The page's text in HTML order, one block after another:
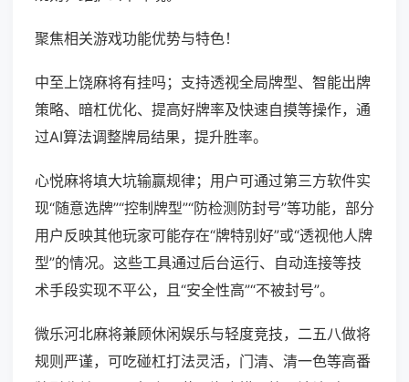
聚焦相关游戏功能优势与特色！
中至上饶麻将有挂吗；支持透视全局牌型、智能出牌
策略、暗杠优化、提高好牌率及快速自摸等操作，通
过AI算法调整牌局结果，提升胜率。
心悦麻将填大坑输赢规律；用户可通过第三方软件实
现“随意选牌”“控制牌型”“防检测防封号”等功能，部分
用户反映其他玩家可能存在“牌特别好”或“透视他人牌
型”的情况。这些工具通过后台运行、自动连接等技
术手段实现不平公，且“安全性高”“不被封号”。
微乐河北麻将兼顾休闲娱乐与轻度竞技，二五八做将
规则严谨，可吃碰杠打法灵活，门清、清一色等高番